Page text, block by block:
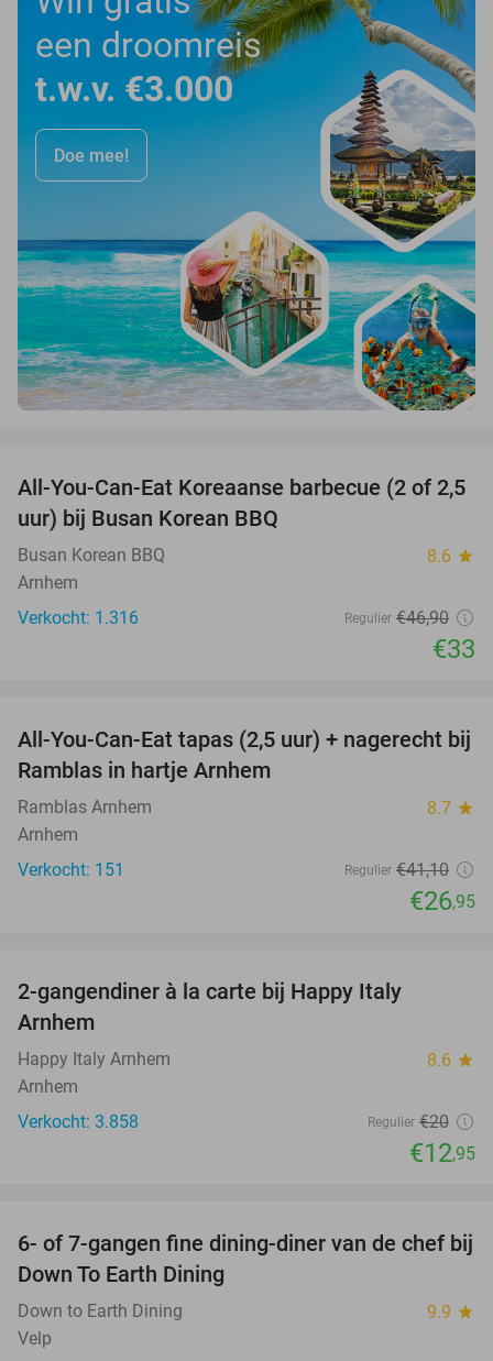
een droomreis
t.w.v. €3.000
Doe mee!
30%
All-You-Can-Eat Koreaanse barbecue (2 of 2,5
uur) bij Busan Korean BBQ
Busan Korean BBQ 8.6 star
Arnhem
Verkocht: 1.316
Regulier €46,90
€33
34%
All-You-Can-Eat tapas (2,5 uur) + nagerecht bij
Ramblas in hartje Arnhem
Ramblas Arnhem 8.7 star
Arnhem
Verkocht: 151
Regulier €41,10
€26,95
2-gangendiner à la carte bij Happy Italy
Arnhem
Happy Italy Arnhem 8.6 star
Arnhem
Verkocht: 3.858
Regulier €20
€12,95
36%
6- of 7-gangen fine dining-diner van de chef bij
Down To Earth Dining
Down to Earth Dining 9.9 star
Velp